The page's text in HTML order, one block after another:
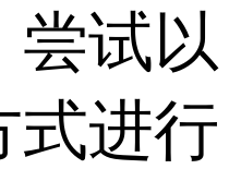
尝试以
式进行